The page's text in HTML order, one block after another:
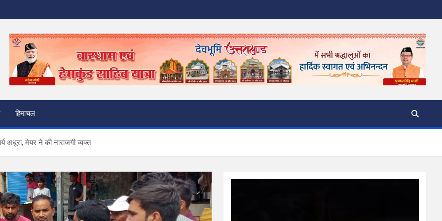
हिमाचल
अधूरा, मेयर ने की नाराजगी व्यक्त